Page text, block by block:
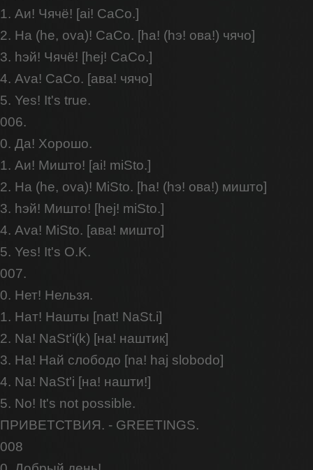
1. Аи! Чячё! [ai! CaCo.]
2. Ha (he, ova)! CaCo. [hа! (hэ! ова!) чячо]
3. hэй! Чячё! [hej! CaCo.]
4. Ava! CaCo. [ава! чячо]
5. Yes! It's true.
006.
0. Да! Хорошо.
1. Аи! Мишто! [ai! miSto.]
2. Ha (he, ova)! MiSto. [hа! (hэ! ова!) мишто]
3. hэй! Мишто! [hej! miSto.]
4. Ava! MiSto. [ава! мишто]
5. Yes! It's O.K.
007.
0. Нет! Нельзя.
1. Нат! Нашты [nat! NaSt.i]
2. Na! NaSt'i(k) [на! наштик]
3. На! Най слободо [na! haj slobodo]
4. Na! NaSt'i [на! нашти!]
5. No! It's not possible.
ПРИВЕТСТВИЯ. - GREETINGS.
008